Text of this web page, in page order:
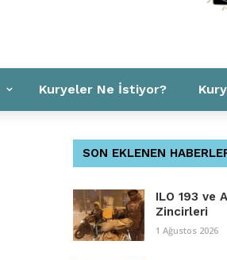
Kuryeler Ne İstiyor?
SON EKLENEN
ILO 193 ve
Zincirleri
1 Ağustos 2026